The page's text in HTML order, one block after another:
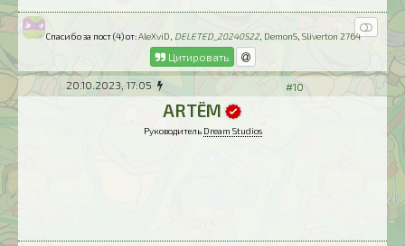
Спасибо за пост (4) от: AleXviD DELETED_20240522, DemonS, Sliverton 2764
Цитировать
20.10.2023, 17:05 #10
ARTЁM
Руководитель Dream Studios